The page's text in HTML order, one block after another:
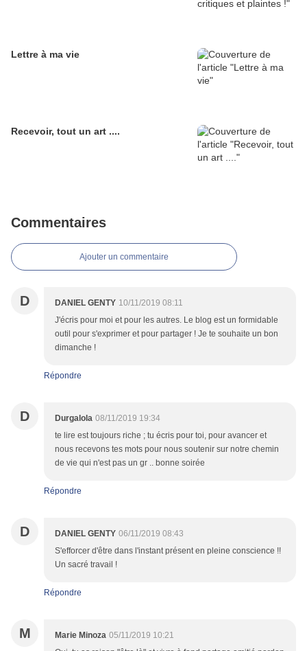
Lettre à ma vie
Recevoir, tout un art ....
Commentaires
Ajouter un commentaire
D DANIEL GENTY 10/11/2019 08:11
J'écris pour moi et pour les autres. Le blog est un formidable
outil pour s'exprimer et pour partager ! Je te souhaite un bon
dimanche !
Répondre
D Durgalola 08/11/2019 19:34
te lire est toujours riche ; tu écris pour toi, pour avancer et
nous recevons tes mots pour nous soutenir sur notre chemin
de vie qui n'est pas un gr .. bonne soirée
Répondre
D DANIEL GENTY 06/11/2019 08:43
S'efforcer d'être dans l'instant présent en pleine conscience !!
Un sacré travail !
Répondre
M Marie Minoza 05/11/2019 10:21